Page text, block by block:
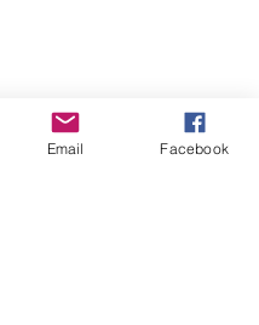
Email Facebook